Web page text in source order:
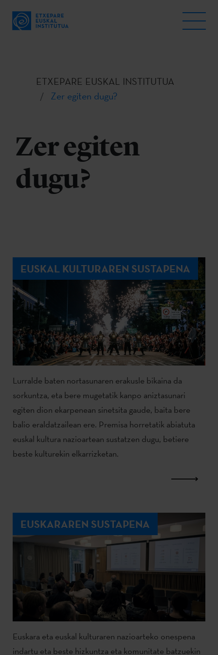
ETXEPARE EUSKAL INSTITUTUA
Zer egiten dugu?
Zer egiten
dugu?
EUSKAL KULTURAREN SUSTAPENA
Lurralde baten nortasunaren erakusle bikaina da
sorkuntza, eta bere mugetatik kanpo aniztasunari
egiten dion ekarpenean sinetsita gaude, baita bere
balio eraldatzailean ere. Premisa horretatik abiatuta
euskal kultura nazioartean sustatzen dugu, betiere
beste kulturekin elkarrizketan.
EUSKARAREN SUSTAPENA
Euskara eta euskal kulturaren nazioarteko onespena
indartu eta beste hizkuntza eta komunitate batzuekin